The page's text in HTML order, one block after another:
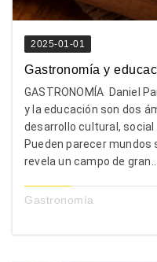
2025-01-01
Gastronomía y
GASTRONOMÍA Daniel
y la educación son dos
desarrollo cultural, social
Pueden parecer mundos
revela un campo de gran...
Gastronomía